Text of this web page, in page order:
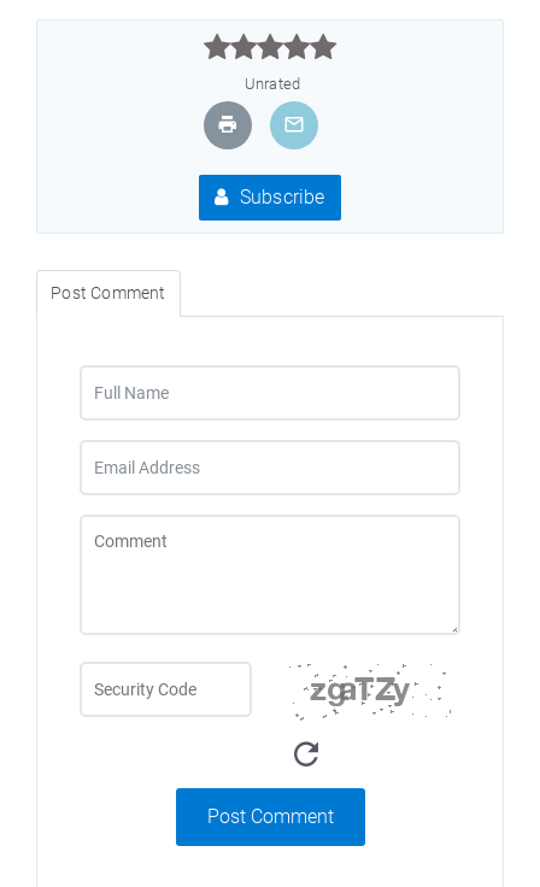



Unrated
Subscribe
Post Comment
Post Comment